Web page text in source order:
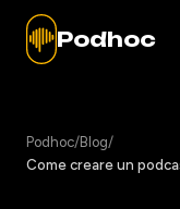
Podhoc
Podhoc/Blog/
Come creare un